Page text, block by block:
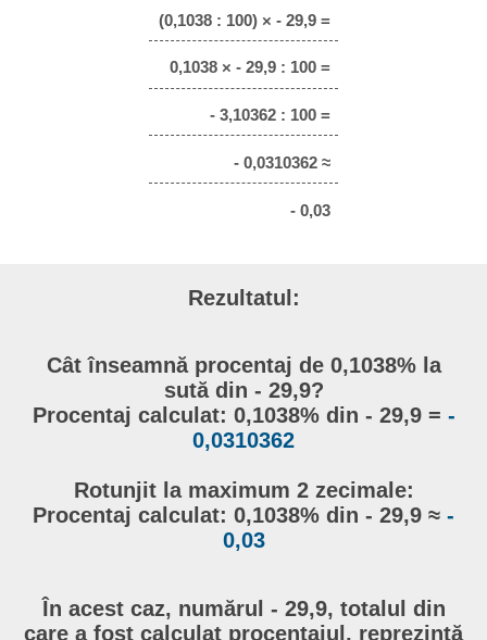
(0,1038 : 100) × - 29,9 =
0,1038 × - 29,9 : 100 =
- 3,10362 : 100 =
- 0,0310362 ≈
- 0,03
Rezultatul:
Cât înseamnă procentaj de 0,1038% la
sută din - 29,9?
Procentaj calculat: 0,1038% din - 29,9 = -
0,0310362
Rotunjit la maximum 2 zecimale:
Procentaj calculat: 0,1038% din - 29,9 ≈ -
0,03
În acest caz, numărul - 29,9, totalul din
care a fost calculat procentajul, reprezintă